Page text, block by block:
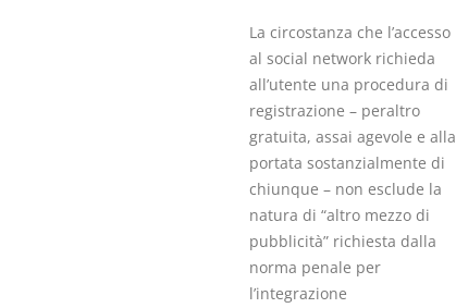
La circostanza che l’accesso
al social network richieda
all’utente una procedura di
registrazione – peraltro
gratuita, assai agevole e alla
portata sostanzialmente di
chiunque – non esclude la
natura di “altro mezzo di
pubblicità” richiesta dalla
norma penale per
l’integrazione